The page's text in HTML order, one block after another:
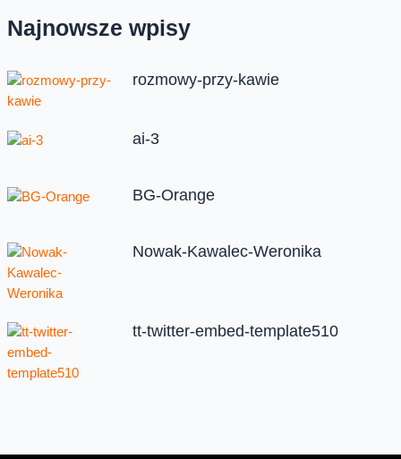
Najnowsze wpisy
rozmowy-przy-kawie
ai-3
BG-Orange
Nowak-Kawalec-Weronika
tt-twitter-embed-template510